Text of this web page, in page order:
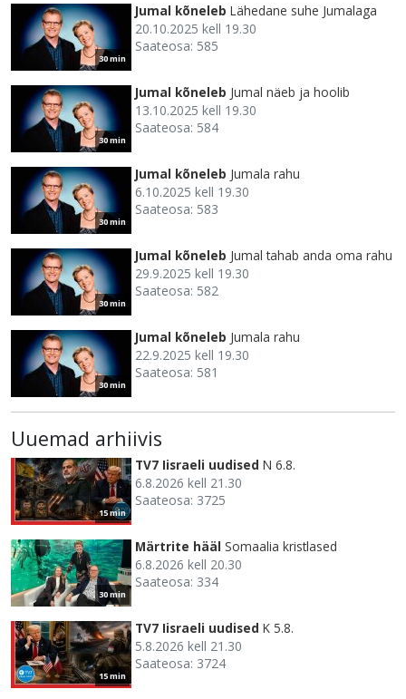
30 min
Jumal kõneleb Lähedane suhe Jumalaga
20.10.2025 kell 19.30
Saateosa: 585
30 min
Jumal kõneleb Jumal näeb ja hoolib
13.10.2025 kell 19.30
Saateosa: 584
30 min
Jumal kõneleb Jumala rahu
6.10.2025 kell 19.30
Saateosa: 583
30 min
Jumal kõneleb Jumal tahab anda oma rahu
29.9.2025 kell 19.30
Saateosa: 582
30 min
Jumal kõneleb Jumala rahu
22.9.2025 kell 19.30
Saateosa: 581
Uuemad arhiivis
15 min
TV7 Iisraeli uudised N 6.8.
6.8.2026 kell 21.30
Saateosa: 3725
30 min
Märtrite hääl Somaalia kristlased
6.8.2026 kell 20.30
Saateosa: 334
15 min
TV7 Iisraeli uudised K 5.8.
5.8.2026 kell 21.30
Saateosa: 3724